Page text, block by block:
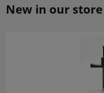
New in our store